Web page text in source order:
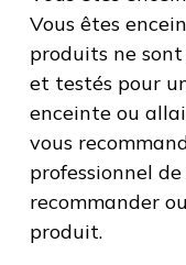
Vous êtes
produits ne
et testés pour
enceinte ou
vous
professionnel
recommander
produit.